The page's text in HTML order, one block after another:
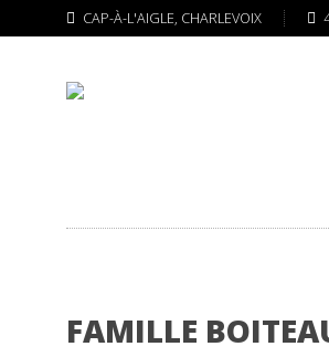
CAP-À-L'AIGLE, CHARLEVOIX
FAMILLE